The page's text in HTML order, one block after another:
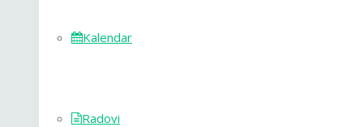
Kalendar
Radovi